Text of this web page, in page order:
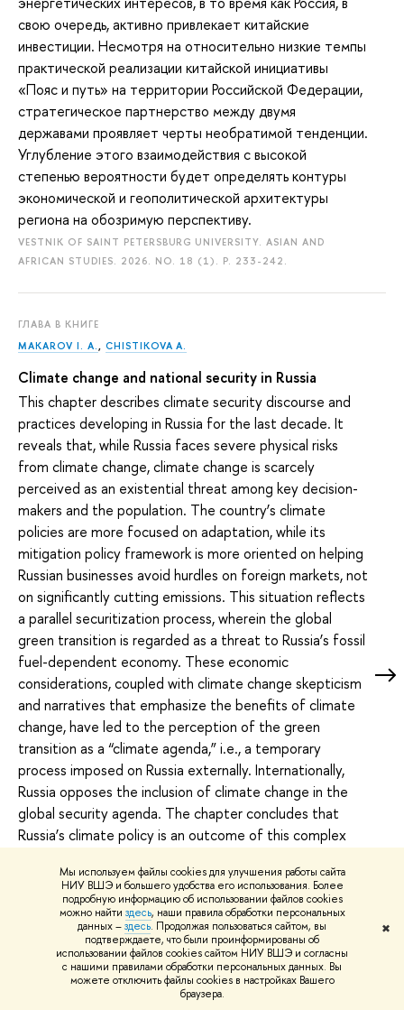
Мы используем файлы cookies для улучшения работы сайта
НИУ ВШЭ и большего удобства его использования. Более
подробную информацию об использовании файлов cookies
можно найти здесь, наши правила обработки персональных
данных –здесь. Продолжая пользоваться сайтом, вы
подтверждаете, что были проинформированы об
использовании файлов cookies сайтом НИУ ВШЭ и согласны
с нашими правилами обработки персональных данных. Вы
можете отключить файлы cookies в настройках Вашего
браузера.
✖
свою очередь, активно привлекает китайские
инвестиции. Несмотря на относительно низкие темпы
практической реализации китайской инициативы
«Пояс и путь» на территории Российской Федерации,
стратегическое партнерство между двумя
державами проявляет черты необратимой тенденции.
Углубление этого взаимодействия с высокой
степенью вероятности будет определять контуры
экономической и геополитической архитектуры
региона на обозримую перспективу.
VESTNIK OF SAINT PETERSBURG UNIVERSITY. ASIAN AND
AFRICAN STUDIES. 2026. NO. 18 (1). P. 233-242.
ГЛАВА В КНИГЕ
MAKAROV I. A., CHISTIKOVA A.
Climate change and national security in Russia
This chapter describes climate security discourse and
practices developing in Russia for the last decade. It
reveals that, while Russia faces severe physical risks
from climate change, climate change is scarcely
perceived as an existential threat among key decision-
makers and the population. The country’s climate
policies are more focused on adaptation, while its
mitigation policy framework is more oriented on helping
Russian businesses avoid hurdles on foreign markets, not
on significantly cutting emissions. This situation reflects
a parallel securitization process, wherein the global
green transition is regarded as a threat to Russia’s fossil
fuel-dependent economy. These economic
considerations, coupled with climate change skepticism
and narratives that emphasize the benefits of climate
change, have led to the perception of the green
transition as a “climate agenda,” i.e., a temporary
process imposed on Russia externally. Internationally,
Russia opposes the inclusion of climate change in the
global security agenda. The chapter concludes that
Russia’s climate policy is an outcome of this complex
high emphasis on adaptation but little motivation to
enhance ambition on mitigation, and by sensitivity to
the external political environment and to the remaining
interest of certain businesses in voluntary climate
efforts.
IN BK.: CLIMATE CHANGE, NATIONAL SECURITY AND